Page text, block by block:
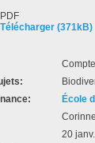
PDF
Télécharger (371kB)
École
20